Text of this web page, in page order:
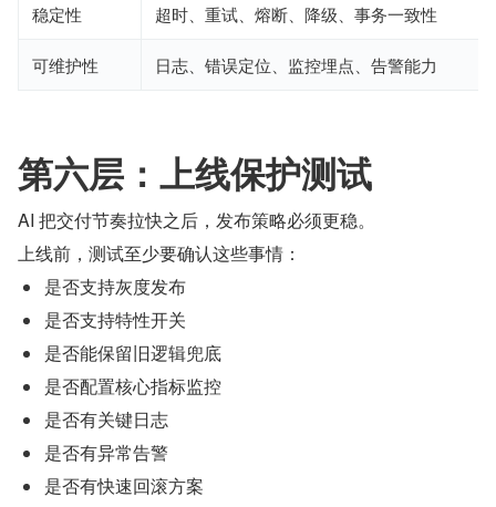
稳定性 超时、重试、熔断、降级、事务一致性
可维护性 日志、错误定位、监控埋点、告警能力
第六层：上线保护测试
AI 把交付节奏拉快之后，发布策略必须更稳。
上线前，测试至少要确认这些事情：
是否支持灰度发布
是否支持特性开关
是否能保留旧逻辑兜底
是否配置核心指标监控
是否有关键日志
是否有异常告警
是否有快速回滚方案